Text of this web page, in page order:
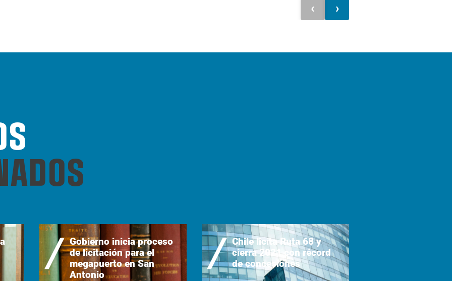
‹ ›
Gobierno inicia proceso
de licitación para el
megapuerto en San
Antonio
Chile licita Ruta 68 y
cierra 2021 con récord
de concesiones